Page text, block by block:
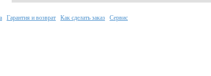
Гарантия и возврат Как сделать заказ Сервис